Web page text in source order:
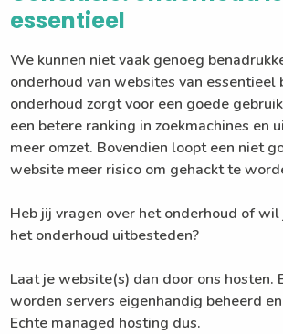
essentieel
We kunnen niet vaak genoeg
onderhoud van websites van essentieel
onderhoud zorgt voor een goede
een betere ranking in zoekmachines en
meer omzet. Bovendien loopt een niet
website meer risico om gehackt te
Heb jij vragen over het onderhoud of wil
het onderhoud uitbesteden?
Laat je website(s) dan door ons hosten.
worden servers eigenhandig beheerd
Echte managed hosting dus.